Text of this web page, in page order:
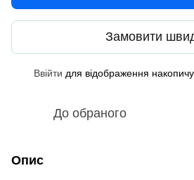
Замовити
Ввійти для відображення
До обраного
Опис